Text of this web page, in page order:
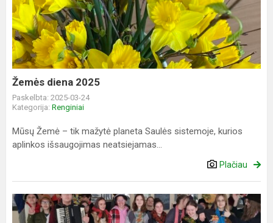
2025
Žemės diena 2025
Paskelbta: 2025-03-24
Kategorija: Renginiai
Mūsų Žemė – tik mažytė planeta Saulės sistemoje, kurios
aplinkos išsaugojimas neatsiejamas...
Plačiau
Užgavėnės
Ramučių